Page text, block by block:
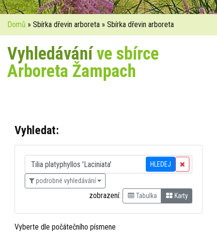
Domů » Sbírka dřevin arboreta » Sbírka dřevin arboreta
Vyhledáváníve sbírce
Arboreta Žampach
Vyhledat:
HLEDEJ
podrobné vyhledávání
zobrazení: Tabulka Karty
Vyberte dle počátečního písmene